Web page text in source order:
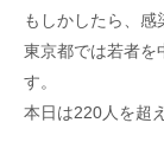
もしかしたら、感
東京都では若者を
す。
本日は220人を超